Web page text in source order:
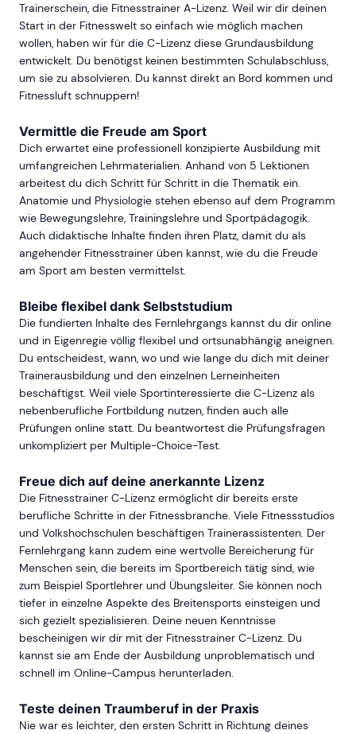
Trainerschein, die Fitnesstrainer A-Lizenz. Weil wir dir deinen
Start in der Fitnesswelt so einfach wie möglich machen
wollen, haben wir für die C-Lizenz diese Grundausbildung
entwickelt. Du benötigst keinen bestimmten Schulabschluss,
um sie zu absolvieren. Du kannst direkt an Bord kommen und
Fitnessluft schnuppern!
Vermittle die Freude am Sport
Dich erwartet eine professionell konzipierte Ausbildung mit
umfangreichen Lehrmaterialien. Anhand von 5 Lektionen
arbeitest du dich Schritt für Schritt in die Thematik ein.
Anatomie und Physiologie stehen ebenso auf dem Programm
wie Bewegungslehre, Trainingslehre und Sportpädagogik.
Auch didaktische Inhalte finden ihren Platz, damit du als
angehender Fitnesstrainer üben kannst, wie du die Freude
am Sport am besten vermittelst.
Bleibe flexibel dank Selbststudium
Die fundierten Inhalte des Fernlehrgangs kannst du dir online
und in Eigenregie völlig flexibel und ortsunabhängig aneignen.
Du entscheidest, wann, wo und wie lange du dich mit deiner
Trainerausbildung und den einzelnen Lerneinheiten
beschäftigst. Weil viele Sportinteressierte die C-Lizenz als
nebenberufliche Fortbildung nutzen, finden auch alle
Prüfungen online statt. Du beantwortest die Prüfungsfragen
unkompliziert per Multiple-Choice-Test.
Freue dich auf deine anerkannte Lizenz
Die Fitnesstrainer C-Lizenz ermöglicht dir bereits erste
berufliche Schritte in der Fitnessbranche. Viele Fitnessstudios
und Volkshochschulen beschäftigen Trainerassistenten. Der
Fernlehrgang kann zudem eine wertvolle Bereicherung für
Menschen sein, die bereits im Sportbereich tätig sind, wie
zum Beispiel Sportlehrer und Übungsleiter. Sie können noch
tiefer in einzelne Aspekte des Breitensports einsteigen und
sich gezielt spezialisieren. Deine neuen Kenntnisse
bescheinigen wir dir mit der Fitnesstrainer C-Lizenz. Du
kannst sie am Ende der Ausbildung unproblematisch und
schnell im Online-Campus herunterladen.
Teste deinen Traumberuf in der Praxis
Nie war es leichter, den ersten Schritt in Richtung deines